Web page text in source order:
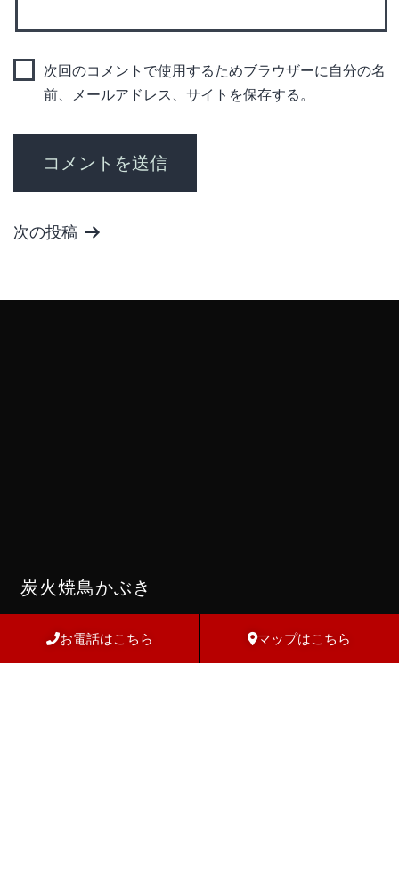
次回のコメントで使用するためブラウザーに自分の名
前、メールアドレス、サイトを保存する。
次の投稿
炭火焼鳥かぶき
17：00〜24：00
お電話はこちら マップはこちら